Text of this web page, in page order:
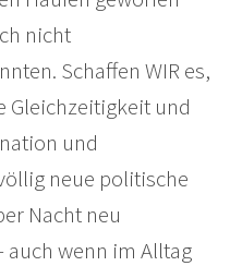
nicht
Schaffen WIR es,
Gleichzeitigkeit und
und
neue politische
Nacht neu
wenn im Alltag